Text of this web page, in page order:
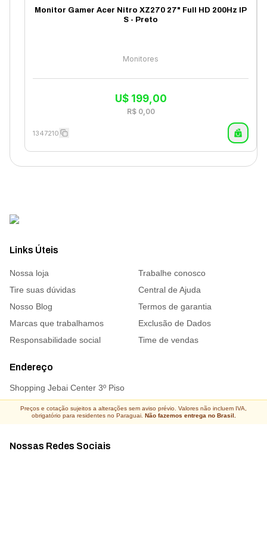
Monitor Gamer Acer Nitro XZ270 27" Full HD 200Hz IP
S - Preto
Monitores
U$ 199,00
R$ 0,00
1347210
Links Úteis
Nossa loja
Trabalhe conosco
Tire suas dúvidas
Central de Ajuda
Nosso Blog
Termos de garantia
Marcas que trabalhamos
Exclusão de Dados
Responsabilidade social
Time de vendas
Endereço
Shopping Jebai Center 3º Piso
Nossas Redes Sociais
Preços e cotação sujeitos a alterações sem aviso prévio. Valores não incluem IVA,
obrigatório para residentes no Paraguai. Não fazemos entrega no Brasil.